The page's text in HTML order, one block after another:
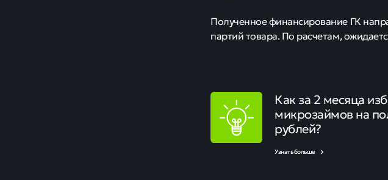
Полученное финансирование ГК
партий товара. По расчетам,
Как за 2 месяца
микрозаймов на
рублей?
Узнать больше